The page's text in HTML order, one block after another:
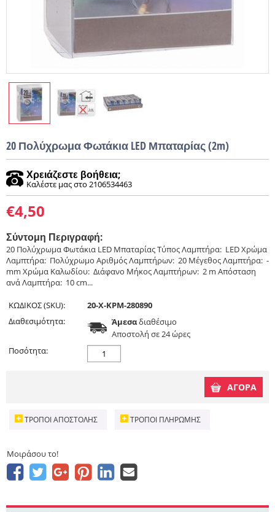
20 Πολύχρωμα Φωτάκια LED Μπαταρίας (2m)
Χρειάζεστε βοήθεια;
Καλέστε μας στο 2106534463
€4,50
Σύντομη Περιγραφή:
20 Πολύχρωμα Φωτάκια LED Μπαταρίας Τύπος Λαμπτήρα: LED Χρώμα
Λαμπτήρα: Πολύχρωμο Αριθμός Λαμπτήρων: 20 Μέγεθος Λαμπτήρα: -
mm Χρώμα Καλωδίου: Διάφανο Μήκος Λαμπτήρων: 2 m Απόσταση
ανά Λαμπτήρα: 10 cm...
ΚΩΔΙΚΟΣ (SKU):
20-X-KPM-280890
Διαθεσιμότητα:
Άμεσαδιαθέσιμο
Aποστολή σε 24 ώρες
Ποσότητα:
ΑΓΟΡΑ
ΤΡΌΠΟΙ ΑΠΟΣΤΟΛΉΣ ΤΡΌΠΟΙ ΠΛΗΡΩΜΉΣ
Μοιράσου το!